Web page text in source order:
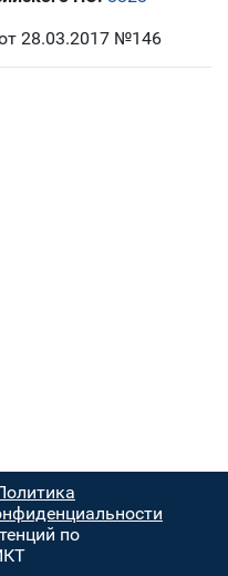
28.03.2017 №146
по